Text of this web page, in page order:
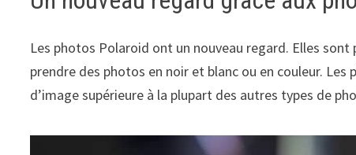
Les photos Polaroid ont un nouveau regard. Elles
prendre des photos en noir et blanc ou en couleur.
d’image supérieure à la plupart des autres types de